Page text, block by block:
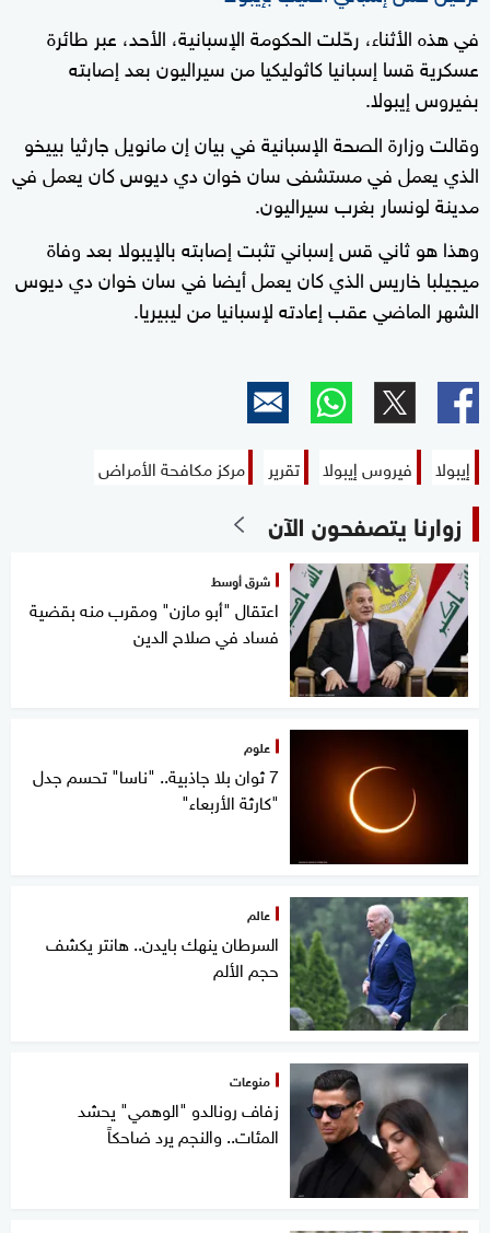
في هذه الأثناء، رحّلت الحكومة الإسبانية، الأحد، عبر طائرة
عسكرية قسا إسبانيا كاثوليكيا من سيراليون بعد إصابته
بفيروس إيبولا.
وقالت وزارة الصحة الإسبانية في بيان إن مانويل جارثيا بييخو
الذي يعمل في مستشفى سان خوان دي ديوس كان يعمل في
مدينة لونسار بغرب سيراليون.
وهذا هو ثاني قس إسباني تثبت إصابته بالإيبولا بعد وفاة
ميجيلبا خاريس الذي كان يعمل أيضا في سان خوان دي ديوس
الشهر الماضي عقب إعادته لإسبانيا من ليبيريا.
إيبولا فيروس إيبولا تقرير مركز مكافحة الأمراض
زوارنا يتصفحون الآن
شرق أوسط
اعتقال "أبو مازن" ومقرب منه بقضية
فساد في صلاح الدين
علوم
7 ثوان بلا جاذبية.. "ناسا" تحسم جدل
"كارثة الأربعاء"
عالم
السرطان ينهك بايدن.. هانتر يكشف
حجم الألم
منوعات
زفاف رونالدو "الوهمي" يحشد
المئات.. والنجم يرد ضاحكاً